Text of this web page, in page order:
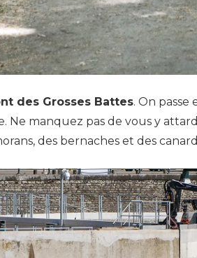
des Grosses Battes. On passe
Ne manquez pas de vous y
des bernaches et des